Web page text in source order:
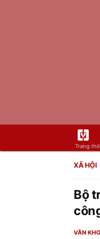
Trang
XÃ HỘI
Bộ
VĂN